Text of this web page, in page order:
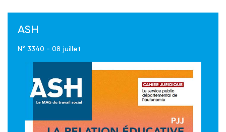
ASH
N° 3340 - 08 juillet